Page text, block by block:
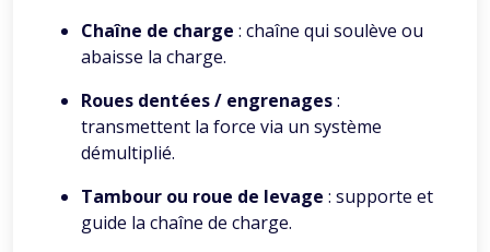
Chaîne de charge : chaîne qui soulève ou
abaisse la charge.
Roues dentées / engrenages:
transmettent la force via un système
démultiplié.
Tambour ou roue de levage : supporte et
guide la chaîne de charge.